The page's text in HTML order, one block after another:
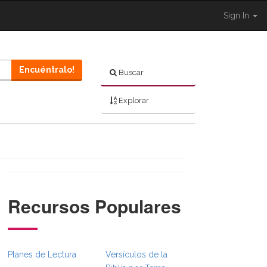
Sign In
Buscar
Explorar
Encuéntralo!
}} }}
Recursos Populares
Planes de Lectura
Versículos de la